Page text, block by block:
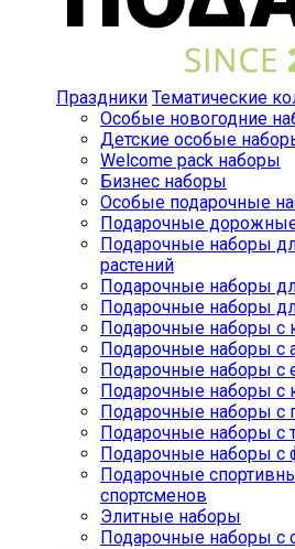
Праздники Тематические
Особые новогодние
Детские особые
Welcome pack наборы
Бизнес наборы
Особые подарочные
Подарочные
Подарочные наборы
растений
Подарочные наборы
Подарочные наборы
Подарочные наборы с
Подарочные наборы с
Подарочные наборы с
Подарочные наборы с
Подарочные наборы с
Подарочные наборы с
Подарочные наборы с
Подарочные
спортсменов
Элитные наборы
Подарочные наборы с